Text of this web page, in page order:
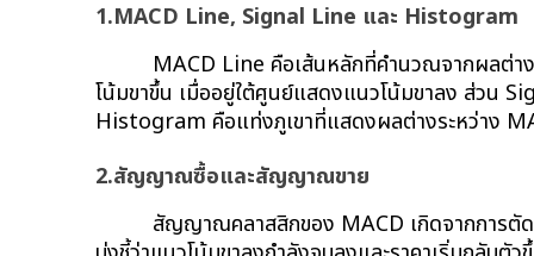
1.MACD Line, Signal Line และ Histogram
MACD Line คือเส้นหลักที่คำนวณจากผลต่า
โน้มขาขึ้น เมื่ออยู่ใต้ศูนย์แสดงแนวโน้มขาลง ส่วน
Histogram คือแท่งภูเขาที่แสดงผลต่างระหว่าง
2.สัญญาณซื้อและสัญญาณขาย
สัญญาณคลาสสิกของ MACD เกิดจากการตั